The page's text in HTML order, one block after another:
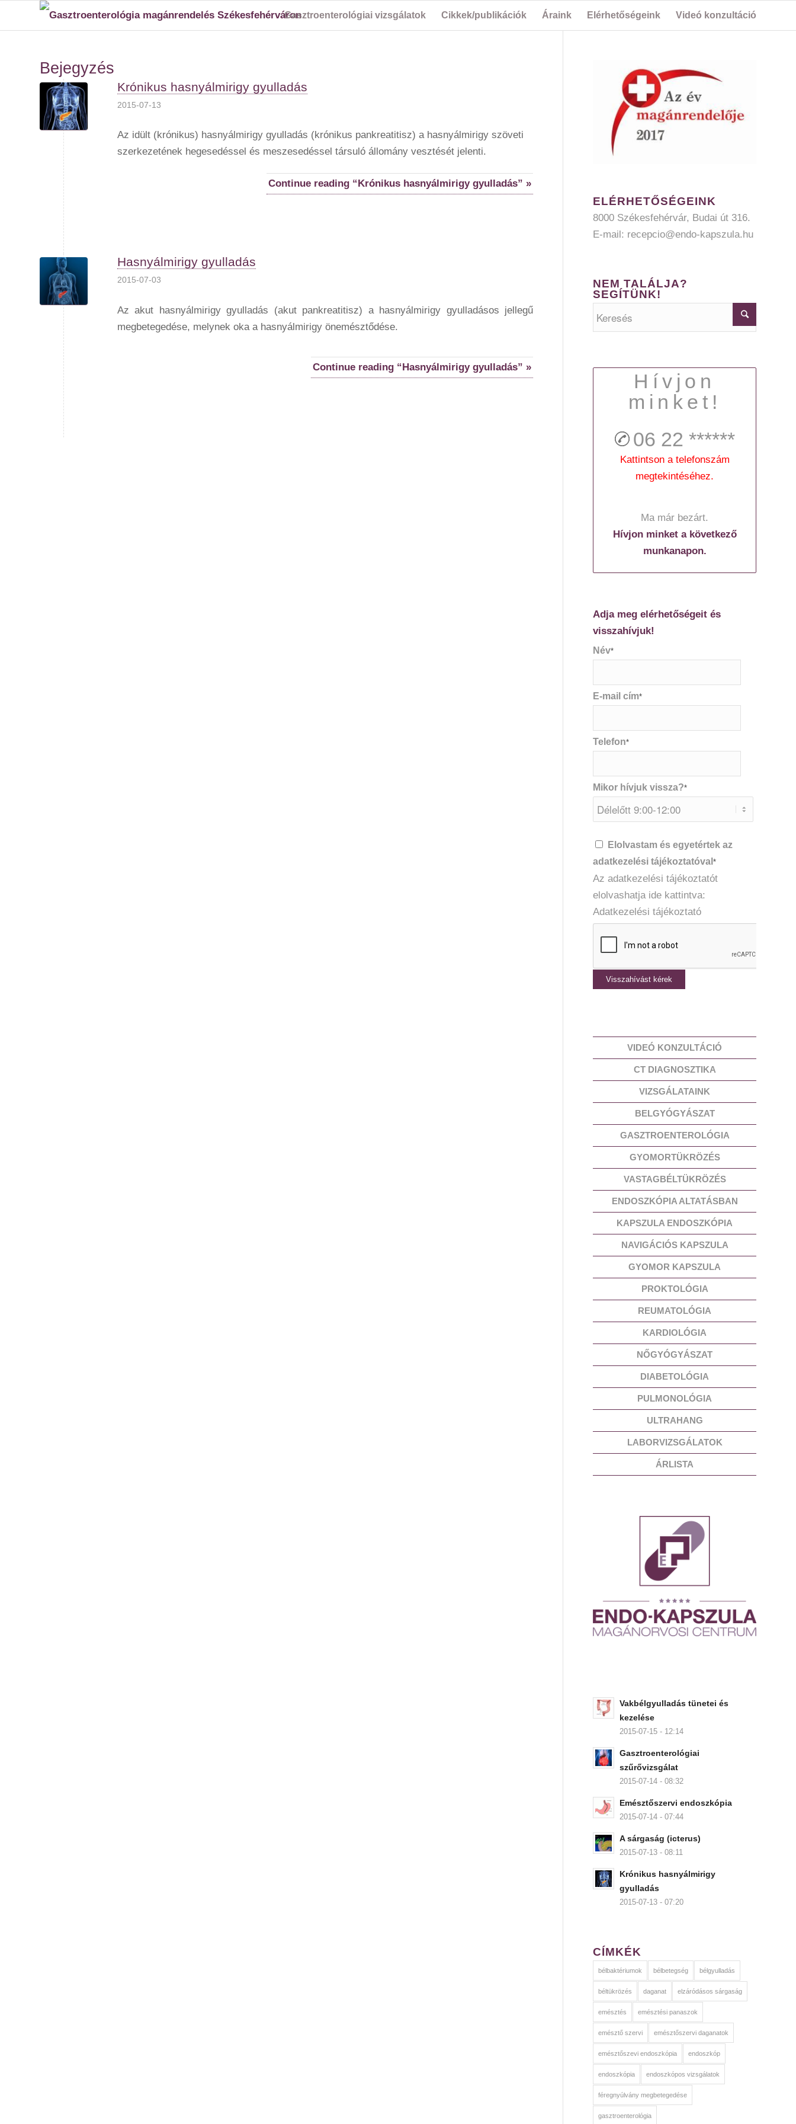
Gasztroenterológiai vizsgálatok Cikkek/publikációk Áraink Elérhetőségeink Videó konzultáció
Bejegyzés
Krónikus hasnyálmirigy gyulladás
2015-07-13
Az idült (krónikus) hasnyálmirigy gyulladás (krónikus pankreatitisz) a hasnyálmirigy szöveti
szerkezetének hegesedéssel és meszesedéssel társuló állomány vesztését jelenti.
Continue reading “Krónikus hasnyálmirigy gyulladás” »
Hasnyálmirigy gyulladás
2015-07-03
Az akut hasnyálmirigy gyulladás (akut pankreatitisz) a hasnyálmirigy gyulladásos jellegű
megbetegedése, melynek oka a hasnyálmirigy önemésztődése.
Continue reading “Hasnyálmirigy gyulladás” »
ELÉRHETŐSÉGEINK
8000 Székesfehérvár, Budai út 316.
E-mail: recepcio@endo-kapszula.hu
NEM TALÁLJA?
SEGÍTÜNK!
Hívjon
minket!
06 22 ******
Kattintson a telefonszám
megtekintéséhez.
Ma már bezárt.
Hívjon minket a következő
munkanapon.
Adja meg elérhetőségeit és
visszahívjuk!
Név*
E-mail cím*
Telefon*
Mikor hívjuk vissza?*
Elolvastam és egyetértek az
adatkezelési tájékoztatóval*
Az adatkezelési tájékoztatót
elolvashatja ide kattintva:
Adatkezelési tájékoztató
VIDEÓ KONZULTÁCIÓ
CT DIAGNOSZTIKA
VIZSGÁLATAINK
BELGYÓGYÁSZAT
GASZTROENTEROLÓGIA
GYOMORTÜKRÖZÉS
VASTAGBÉLTÜKRÖZÉS
ENDOSZKÓPIA ALTATÁSBAN
KAPSZULA ENDOSZKÓPIA
NAVIGÁCIÓS KAPSZULA
GYOMOR KAPSZULA
PROKTOLÓGIA
REUMATOLÓGIA
KARDIOLÓGIA
NŐGYÓGYÁSZAT
DIABETOLÓGIA
PULMONOLÓGIA
ULTRAHANG
LABORVIZSGÁLATOK
ÁRLISTA
Vakbélgyulladás tünetei és
kezelése
2015-07-15 - 12:14
Gasztroenterológiai
szűrővizsgálat
2015-07-14 - 08:32
Emésztőszervi endoszkópia
2015-07-14 - 07:44
A sárgaság (icterus)
2015-07-13 - 08:11
Krónikus hasnyálmirigy
gyulladás
2015-07-13 - 07:20
CÍMKÉK
bélbaktériumok bélbetegség bélgyulladás
béltükrözés daganat elzáródásos sárgaság
emésztés emésztési panaszok
emésztő szervi emésztőszervi daganatok
emésztőszevi endoszkópia endoszkóp
endoszkópia endoszkópos vizsgálatok
féregnyúlvány megbetegedése
gasztroenterológia